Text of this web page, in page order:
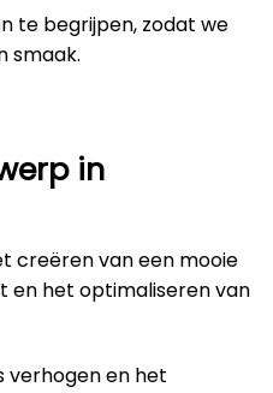
te begrijpen, zodat we
smaak.
in
creëren van een mooie
en het optimaliseren van
verhogen en het